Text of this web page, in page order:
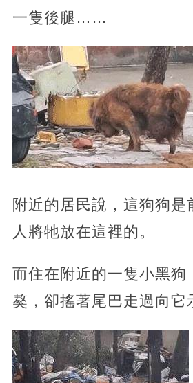
一隻後腿……
附近的居民說，這狗狗是
人將牠放在這裡的。
而住在附近的一隻小黑狗
獒，卻搖著尾巴走過向它